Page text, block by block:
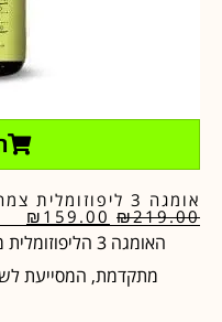
אומגה 3 ליפוזומלית צמחית בספיגה גבוהה
₪219.00
₪ 159.00
האומגה 3
מתקדמת, המסייעת